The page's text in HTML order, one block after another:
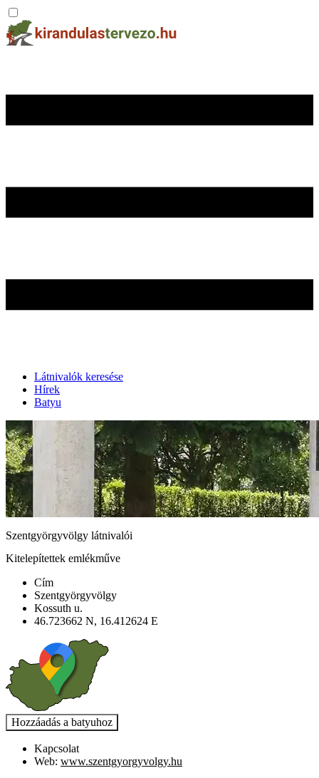
Látnivalók keresése
Hírek
Batyu
Szentgyörgyvölgy látnivalói
Kitelepítettek emlékműve
Cím
Szentgyörgyvölgy
Kossuth u.
46.723662 N, 16.412624 E
Kapcsolat
Web: www.szentgyorgyvolgy.hu